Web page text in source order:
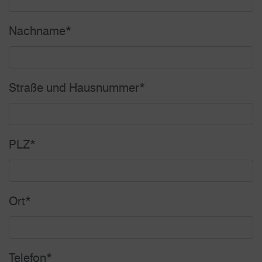
Nachname*
Straße und Hausnummer*
PLZ*
Ort*
Telefon*